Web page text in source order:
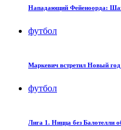
Нападающий Фейеноорда:
футбол
Маркевич встретил Новый
футбол
Лига 1. Ницца без Балотелли